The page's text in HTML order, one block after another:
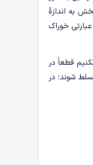
به اندازۀ
خوراک
قطعاً در
شوند؛ در